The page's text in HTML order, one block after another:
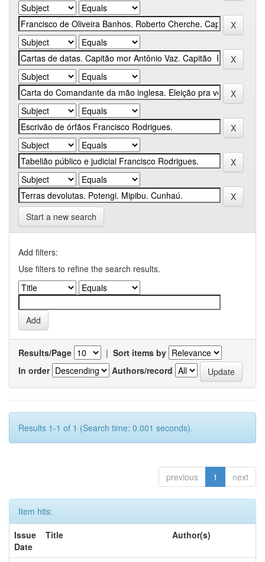
Start a new search
Add filters:
Use filters to refine the search results.
Results/Page | Sort items by
In order
Authors/record
Results 1-1 of 1 (Search time: 0.001 seconds).
previous 1 next
Item hits:
Issue
Date
Title Author(s)